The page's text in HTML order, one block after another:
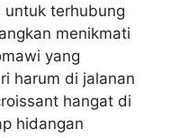
untuk terhubung
menikmati
yang
harum di jalanan
hangat di
hidangan